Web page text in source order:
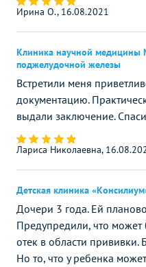
Ирина О., 16.08.2021
Клиника научной
поджелудочной железы
Встретили меня
документацию.
выдали заключение.
Лариса Николаевна,
Детская клиника
Дочери 3 года. Ей
Предупредили, что
отек в области прививки.
Но то, что у ребенка